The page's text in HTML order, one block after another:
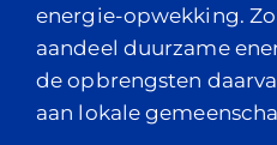
energie-opwekking.
aandeel duurzame
de opbrengsten
aan lokale